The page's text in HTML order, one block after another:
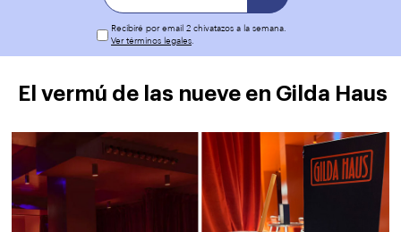
Recibiré por email 2 chivatazos a la semana.
Ver términos legales.
El vermú de las nueve en Gilda Haus